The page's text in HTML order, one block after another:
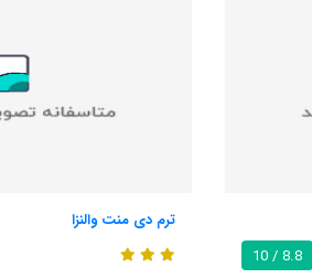
8.8 / 10
ترم دی منت والنزا